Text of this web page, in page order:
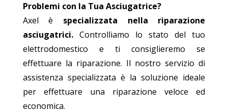
Problemi con la Tua Asciugatrice?
Axel è specializzata nella riparazione
asciugatrici.Controlliamo lo stato del tuo
elettrodomestico e ti consiglieremo se
effettuare la riparazione. Il nostro servizio di
assistenza specializzata è la soluzione ideale
per effettuare una riparazione veloce ed
economica.